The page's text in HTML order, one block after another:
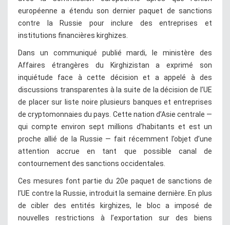
européenne a étendu son dernier paquet de sanctions
contre la Russie pour inclure des entreprises et
institutions financières kirghizes.
Dans un communiqué publié mardi, le ministère des
Affaires étrangères du Kirghizistan a exprimé son
inquiétude face à cette décision et a appelé à des
discussions transparentes à la suite de la décision de l’UE
de placer sur liste noire plusieurs banques et entreprises
de cryptomonnaies du pays. Cette nation d’Asie centrale —
qui compte environ sept millions d’habitants et est un
proche allié de la Russie — fait récemment l’objet d’une
attention accrue en tant que possible canal de
contournement des sanctions occidentales.
Ces mesures font partie du 20e paquet de sanctions de
l’UE contre la Russie, introduit la semaine dernière. En plus
de cibler des entités kirghizes, le bloc a imposé de
nouvelles restrictions à l’exportation sur des biens